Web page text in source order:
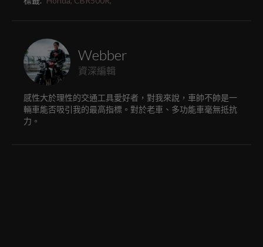
Webber
資深編輯
感性大於理性的交通工具愛好者，對我來說，車帥不帥是一
輛車能否吸引我的最高指標。對於老車、多功能車毫無抵抗
力。